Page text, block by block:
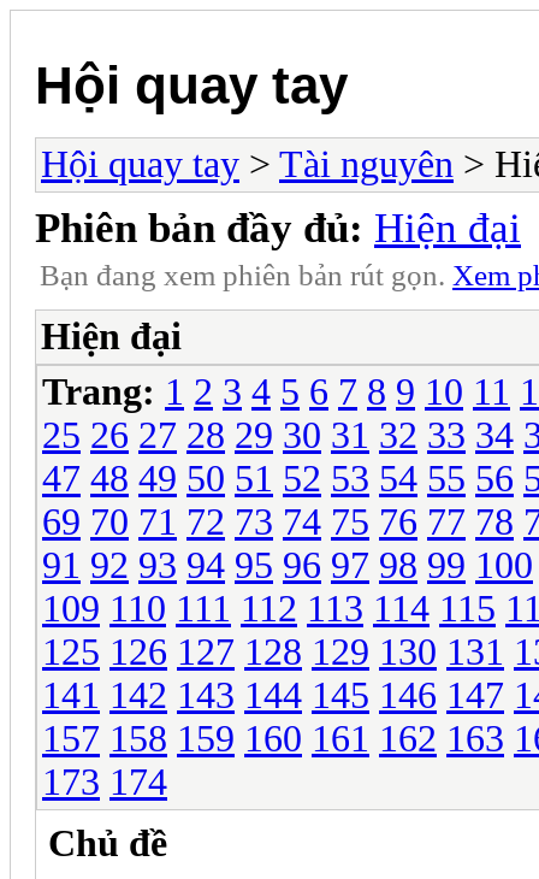
Hội quay tay
Hội quay tay > Tài nguyên >
Phiên bản đầy đủ: Hiện đại
Bạn đang xem phiên bản rút gọn. Xem
Hiện đại
Trang: 1 2 3 4 5 6 7 8 9 10 11
25 26 27 28 29 30 31 32 33 34
47 48 49 50 51 52 53 54 55 56
69 70 71 72 73 74 75 76 77 78
91 92 93 94 95 96 97 98 99 100
109 110 111 112 113 114 115
125 126 127 128 129 130 131
141 142 143 144 145 146 147
157 158 159 160 161 162 163
173 174
Chủ đề